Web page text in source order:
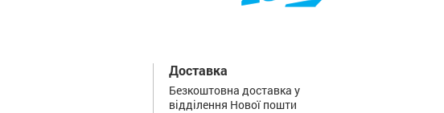
Доставка
Безкоштовна доставка у
відділення Нової пошти